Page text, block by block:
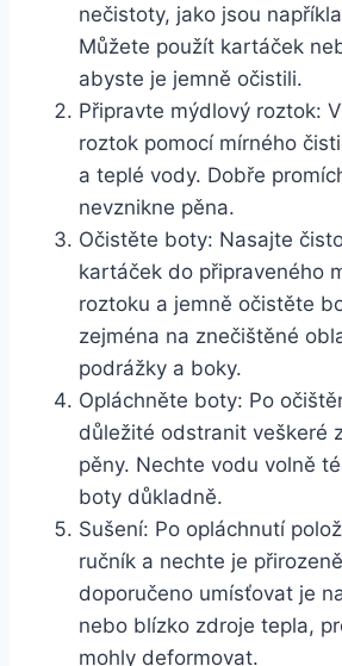
nečistoty, jako ​jsou
⁢Můžete použít ⁢kartáček
abyste je ⁣jemně​ očistili.
Připravte mýdlový⁤ roztok:
roztok pomocí mírného
a teplé vody. Dobře
⁢nevznikne⁤ pěna.
Očistěte ⁣boty: ‍Nasajte
kartáček do připraveného
roztoku​ a jemně očistěte​
zejména na znečištěné
podrážky a boky.
Opláchněte boty: ‍Po
důležité odstranit veškeré
pěny. Nechte vodu volně
⁢boty‌ důkladně.
Sušení: Po opláchnutí
ručník ⁣a‌ nechte je
⁣doporučeno umísťovat je
nebo blízko zdroje ⁤tepla,
mohly deformovat.